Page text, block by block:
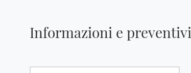
Informazioni e preventivi